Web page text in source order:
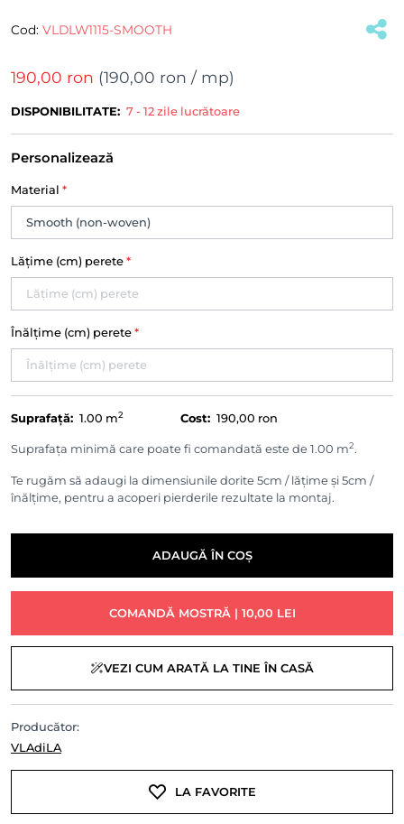
Cod: VLDLW1115-SMOOTH
190,00 ron (190,00 ron / mp)
DISPONIBILITATE: 7 - 12 zile lucrătoare
Personalizează
Material *
Lățime (cm) perete *
Înălțime (cm) perete *
Suprafață: 1.00 m2 Cost: 190,00 ron
Suprafața minimă care poate fi comandată este de 1.00 m2.
Te rugăm să adaugi la dimensiunile dorite 5cm / lățime și 5cm /
înălțime, pentru a acoperi pierderile rezultate la montaj.
ADAUGĂ ÎN COȘ
COMANDĂ MOSTRĂ | 10,00 LEI
VEZI CUM ARATĂ LA TINE ÎN CASĂ
Producător:
VLAdiLA
LA FAVORITE